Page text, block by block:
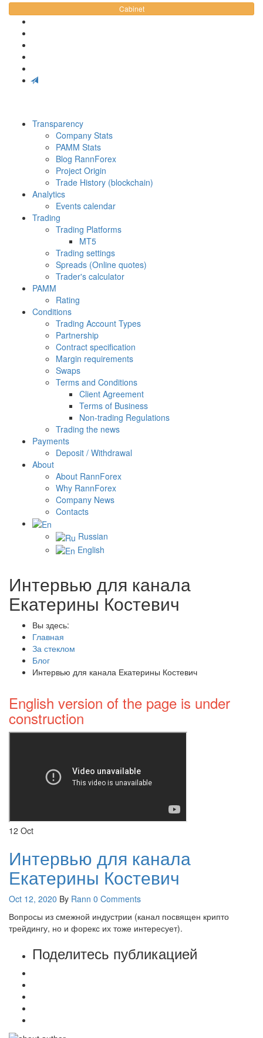
Cabinet
Transparency
Company Stats
PAMM Stats
Blog RannForex
Project Origin
Trade History (blockchain)
Analytics
Events calendar
Trading
Trading Platforms
MT5
Trading settings
Spreads (Online quotes)
Trader's calculator
PAMM
Rating
Conditions
Trading Account Types
Partnership
Contract specification
Margin requirements
Swaps
Terms and Conditions
Client Agreement
Terms of Business
Non-trading Regulations
Trading the news
Payments
Deposit / Withdrawal
About
About RannForex
Why RannForex
Company News
Contacts
Russian
English
Интервью для канала
Екатерины Костевич
Вы здесь:
Главная
За стеклом
Блог
Интервью для канала Екатерины Костевич
English version of the page is under
construction
12 Oct
Интервью для канала
Екатерины Костевич
Oct 12, 2020 By Rann 0 Comments
Вопросы из смежной индустрии (канал посвящен крипто
трейдингу, но и форекс их тоже интересует).
Поделитесь публикацией